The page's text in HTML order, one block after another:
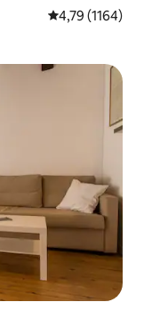
Classificação
4,79 (1164)